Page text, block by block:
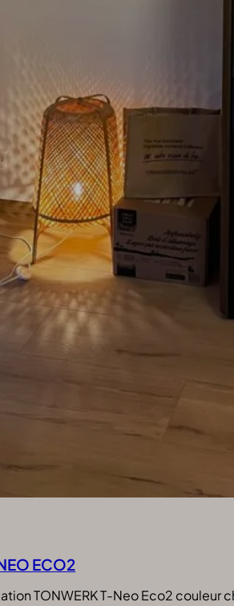
ECO2
TONWERK T-Neo Eco2 couleur